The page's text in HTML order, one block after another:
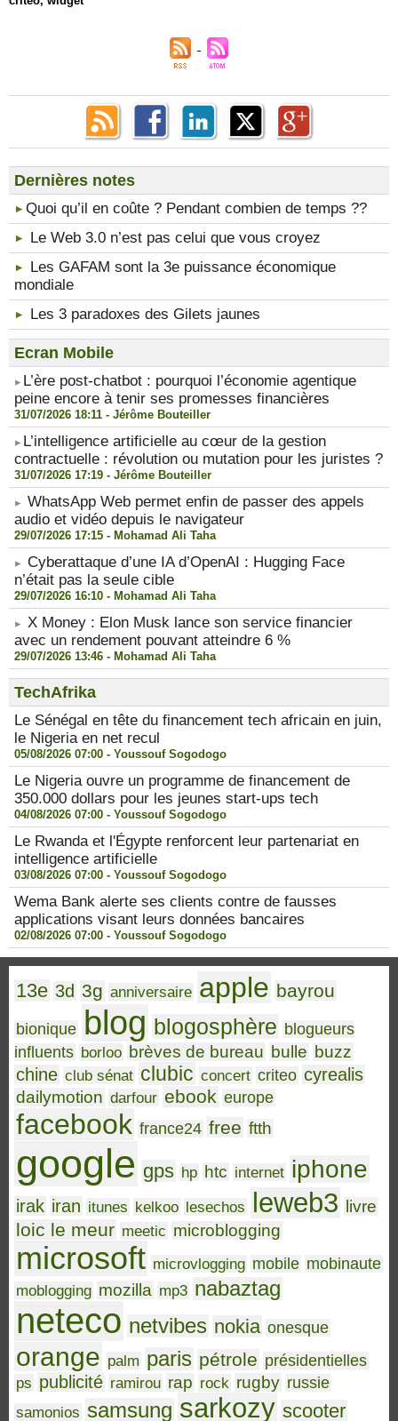
Dernières notes
​Quoi qu’il en coûte ? Pendant combien de temps ??
Le Web 3.0 n’est pas celui que vous croyez
Les GAFAM sont la 3e puissance économique
mondiale
Les 3 paradoxes des Gilets jaunes
Ecran Mobile
​L’ère post-chatbot : pourquoi l’économie agentique
peine encore à tenir ses promesses financières
31/07/2026 18:11 - Jérôme Bouteiller
​L’intelligence artificielle au cœur de la gestion
contractuelle : révolution ou mutation pour les juristes ?
31/07/2026 17:19 - Jérôme Bouteiller
WhatsApp Web permet enfin de passer des appels
audio et vidéo depuis le navigateur
29/07/2026 17:15 - Mohamad Ali Taha
Cyberattaque d’une IA d’OpenAI : Hugging Face
n’était pas la seule cible
29/07/2026 16:10 - Mohamad Ali Taha
X Money : Elon Musk lance son service financier
avec un rendement pouvant atteindre 6 %
29/07/2026 13:46 - Mohamad Ali Taha
TechAfrika
Le Sénégal en tête du financement tech africain en juin,
le Nigeria en net recul
05/08/2026 07:00 - Youssouf Sogodogo
Le Nigeria ouvre un programme de financement de
350.000 dollars pour les jeunes start-ups tech
04/08/2026 07:00 - Youssouf Sogodogo
Le Rwanda et l'Égypte renforcent leur partenariat en
intelligence artificielle
03/08/2026 07:00 - Youssouf Sogodogo
Wema Bank alerte ses clients contre de fausses
applications visant leurs données bancaires
02/08/2026 07:00 - Youssouf Sogodogo
13e 3d 3g anniversaire apple bayrou
bionique blog blogosphère blogueurs
influents borloo brèves de bureau bulle buzz
chine club sénat clubic concert criteo cyrealis
dailymotion darfour ebook europe
facebook france24 free ftth
google gps hp htc internet iphone
irak iran itunes kelkoo lesechos leweb3 livre
loic le meur meetic microblogging
microsoft microvlogging mobile mobinaute
moblogging mozilla mp3 nabaztag
neteco netvibes nokia onesque
orange palm paris pétrole présidentielles
ps publicité ramirou rap rock rugby russie
samonios samsung sarkozy scooter